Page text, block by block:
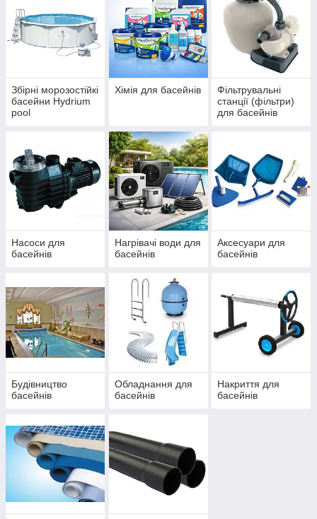
Збірні морозостійкі
басейни Hydrium
pool
Хімія для басейнів
Фільтрувальні
станції (фільтри)
для басейнів
Насоси для
басейнів
Нагрівачі води для
басейнів
Аксесуари для
басейнів
Будівництво
басейнів
Обладнання для
басейнів
Накриття для
басейнів